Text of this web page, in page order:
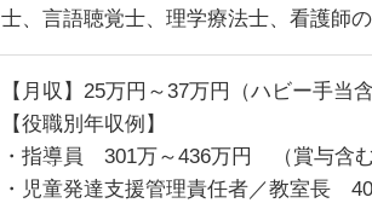
士、言語聴覚士、理学療法士、看護師
【月収】25万円～37万円（ハビー手当含
【役職別年収例】
・指導員 301万～436万円 （賞与含む
・児童発達支援管理責任者／教室長